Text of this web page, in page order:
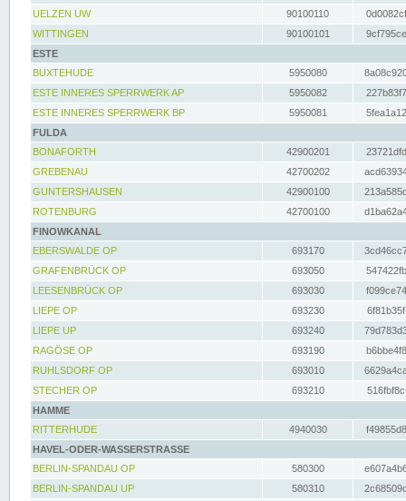
UELZEN UW
90100110
WITTINGEN
90100101
ESTE
BUXTEHUDE
5950080
ESTE INNERES SPERRWERK AP
5950082
ESTE INNERES SPERRWERK BP
5950081
FULDA
BONAFORTH
42900201
GREBENAU
42700202
GUNTERSHAUSEN
42900100
ROTENBURG
42700100
FINOWKANAL
EBERSWALDE OP
693170
GRAFENBRÜCK OP
693050
LEESENBRÜCK OP
693030
LIEPE OP
693230
LIEPE UP
693240
RAGÖSE OP
693190
RUHLSDORF OP
693010
STECHER OP
693210
HAMME
RITTERHUDE
4940030
HAVEL-ODER-WASSERSTRASSE
BERLIN-SPANDAU OP
580300
BERLIN-SPANDAU UP
580310